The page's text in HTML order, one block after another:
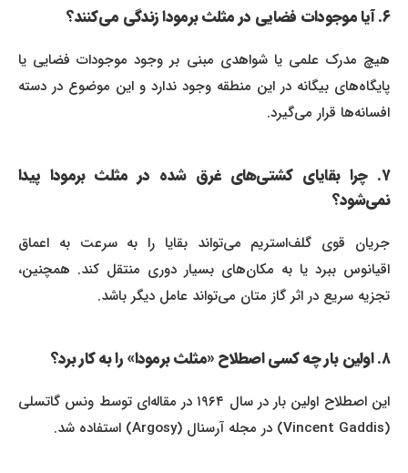
هیچ مدرک علمی یا شواهدی مبنی بر وجود موجودات فضایی یا
پایگاه‌های بیگانه در این منطقه وجود ندارد و این موضوع در دسته
افسانه‌ها قرار می‌گیرد.
۷. چرا بقایای کشتی‌های غرق شده در مثلث برمودا پیدا
نمی‌شود؟
جریان قوی گلف‌استریم می‌تواند بقایا را به سرعت به اعماق
اقیانوس ببرد یا به مکان‌های بسیار دوری منتقل کند. همچنین،
تجزیه سریع در اثر گاز متان می‌تواند عامل دیگر باشد.
این اصطلاح اولین بار در سال ۱۹۶۴ در مقاله‌ای توسط ونس گاتسلی